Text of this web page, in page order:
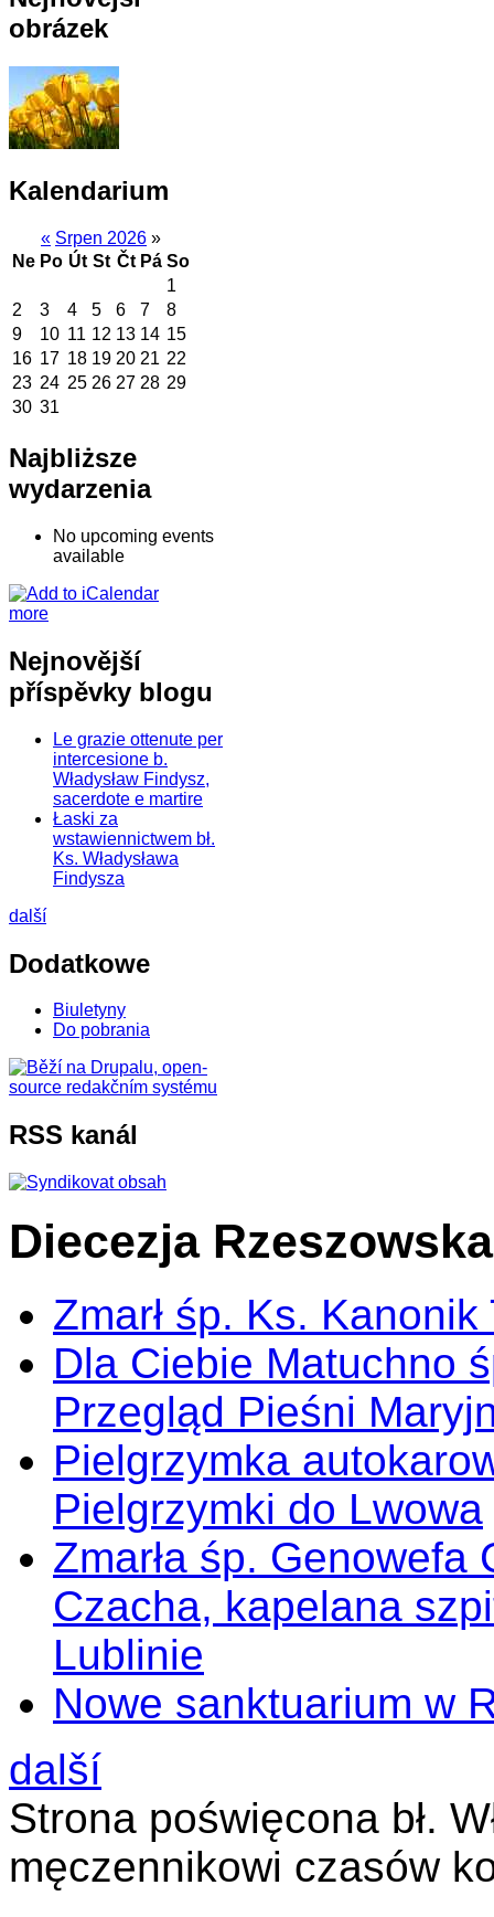
obrázek
Kalendarium
« Srpen 2026 »
Ne Po Út St Čt Pá So
1
2
3 4 5 6 7
8
9
10 11 12 13 14 15
16 17 18 19 20 21 22
23 24 25 26 27 28 29
30 31
Najbliższe
wydarzenia
No upcoming events
available
more
Nejnovější
příspěvky blogu
Le grazie ottenute per
intercesione b.
Władysław Findysz,
sacerdote e martire
Łaski za
wstawiennictwem bł.
Ks. Władysława
Findysza
další
Dodatkowe
Biuletyny
Do pobrania
RSS kanál
Diecezja Rzeszowska
Zmarł śp. Ks.
Dla Ciebie Matuchno
Przegląd Pieśni
Pielgrzymka
Pielgrzymki do Lwowa
Zmarła śp.
Czacha, kapelana
Lublinie
Nowe sanktuarium w
další
Strona poświęcona bł.
męczennikowi czasów